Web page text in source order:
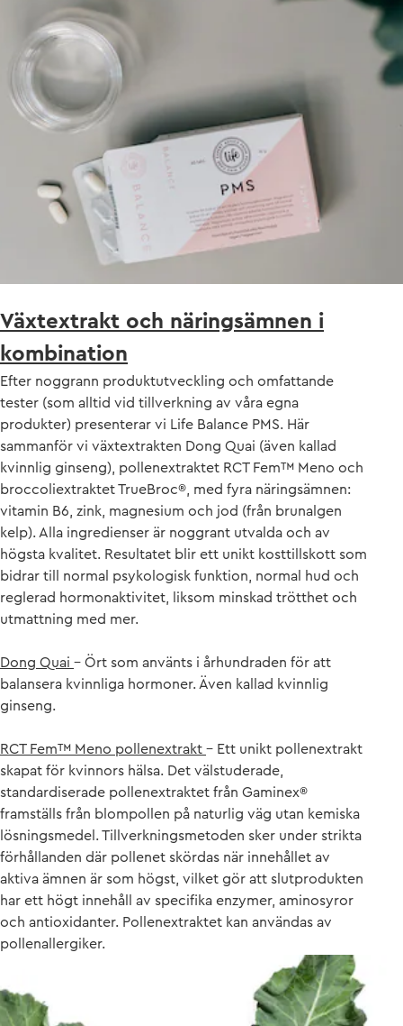
Växtextrakt och näringsämnen i
kombination
Efter noggrann produktutveckling och omfattande
tester (som alltid vid tillverkning av våra egna
produkter) presenterar vi Life Balance PMS. Här
sammanför vi växtextrakten Dong Quai (även kallad
kvinnlig ginseng), pollenextraktet RCT Fem™ Meno och
broccoliextraktet Tru­eBroc®, med fyra näringsämnen:
vitamin B6, zink, magnesium och jod (från brunalgen
kelp). Alla ingredienser är noggrant utvalda och av
högsta kvalitet. Resultatet blir ett unikt kosttill­skott som
bidrar till normal psykologisk funktion, normal hud och
reglerad hormonaktivitet, liksom minskad trötthet och
utmattning med mer.
Dong Quai – Ört som använts i århundraden för att
balansera kvinnliga hormoner. Även kallad kvinnlig
ginseng.
RCT Fem™ Meno pollenextrakt – Ett unikt pollenextrakt
skapat för kvinnors hälsa. Det välstu­derade,
standardiserade pollenextraktet från Gaminex®
framställs från blompollen på naturlig väg utan kemiska
lösningsmedel. Tillverkningsmetoden sker under strikta
förhållanden där pollenet skördas när innehållet av
aktiva ämnen är som högst, vilket gör att slutprodukten
har ett högt innehåll av specifika enzymer, aminosyror
och antioxidanter. Pollenextraktet kan användas av
pollenallergiker.